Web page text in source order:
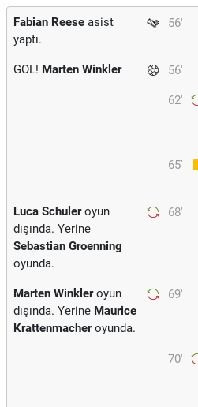
56'
Fabian Reese asist
yaptı.
56'
GOL! Marten Winkler
62'
65'
68'
Luca Schuleroyun
dışında. Yerine
Sebastian Groenning
oyunda.
69'
Marten Winkleroyun
dışında. Yerine Maurice
Krattenmacheroyunda.
70'